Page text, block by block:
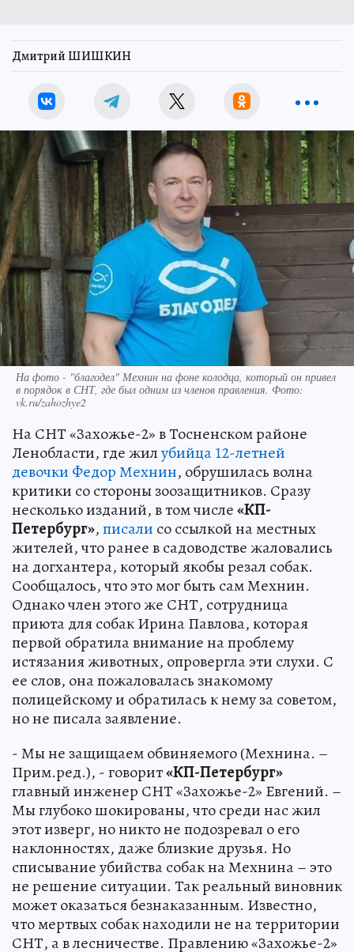
Дмитрий ШИШКИН
На фото - "благодел" Мехнин на фоне колодца, который он привел
в порядок в СНТ, где был одним из членов правления. Фото:
vk.ru/zahozhye2
На СНТ «Захожье-2» в Тосненском районе
Ленобласти, где жилубийца 12-летней
девочки Федор Мехнин, обрушилась волна
критики со стороны зоозащитников. Сразу
несколько изданий, в том числе«КП-
Петербург»,писали со ссылкой на местных
жителей, что ранее в садоводстве жаловались
на догхантера, который якобы резал собак.
Сообщалось, что это мог быть сам Мехнин.
Однако член этого же СНТ, сотрудница
приюта для собак Ирина Павлова, которая
первой обратила внимание на проблему
истязания животных, опровергла эти слухи. С
ее слов, она пожаловалась знакомому
полицейскому и обратилась к нему за советом,
но не писала заявление.
- Мы не защищаем обвиняемого (Мехнина. –
Прим.ред.), - говорит«КП-Петербург»
главный инженер СНТ «Захожье-2» Евгений. –
Мы глубоко шокированы, что среди нас жил
этот изверг, но никто не подозревал о его
наклонностях, даже близкие друзья. Но
списывание убийства собак на Мехнина – это
не решение ситуации. Так реальный виновник
может оказаться безнаказанным. Известно,
что мертвых собак находили не на территории
СНТ, а в лесничестве. Правлению «Захожье-2»